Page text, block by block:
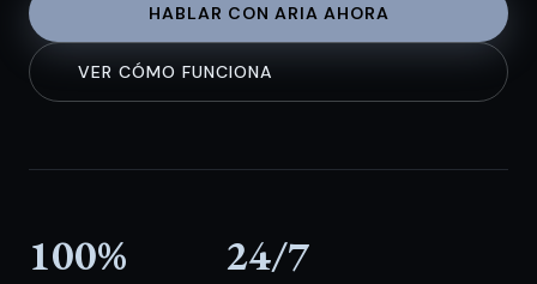
HABLAR CON ARIA AHORA
VER CÓMO FUNCIONA
100% 24/7